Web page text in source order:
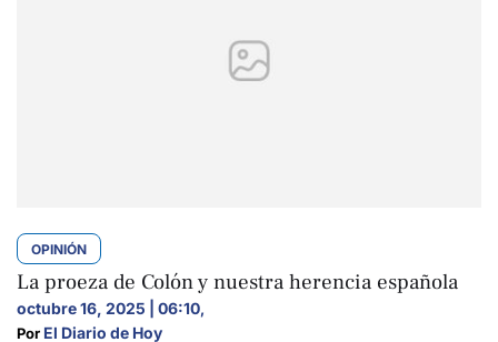
OPINIÓN
La proeza de Colón y nuestra herencia española
octubre 16, 2025 | 06:10,
Por El Diario de Hoy